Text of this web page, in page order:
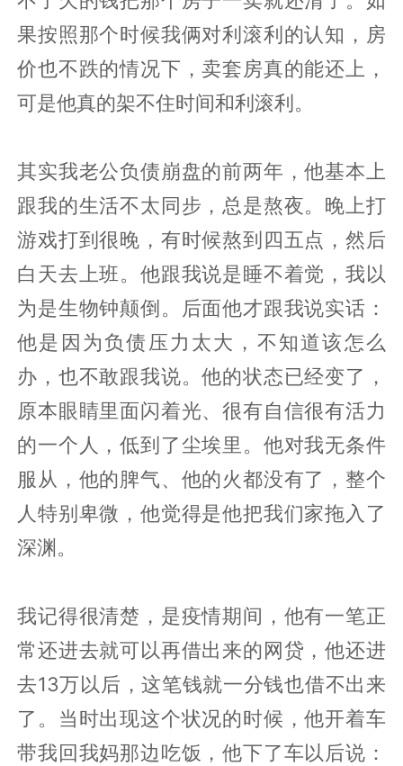
果按照那个时候我俩对利滚利的认知，房
价也不跌的情况下，卖套房真的能还上，
可是他真的架不住时间和利滚利。
其实我老公负债崩盘的前两年，他基本上
跟我的生活不太同步，总是熬夜。晚上打
游戏打到很晚，有时候熬到四五点，然后
白天去上班。他跟我说是睡不着觉，我以
为是生物钟颠倒。后面他才跟我说实话：
他是因为负债压力太大，不知道该怎么
办，也不敢跟我说。他的状态已经变了，
原本眼睛里面闪着光、很有自信很有活力
的一个人，低到了尘埃里。他对我无条件
服从，他的脾气、他的火都没有了，整个
人特别卑微，他觉得是他把我们家拖入了
深渊。
我记得很清楚，是疫情期间，他有一笔正
常还进去就可以再借出来的网贷，他还进
去13万以后，这笔钱就一分钱也借不出来
了。当时出现这个状况的时候，他开着车
带我回我妈那边吃饭，他下了车以后说：